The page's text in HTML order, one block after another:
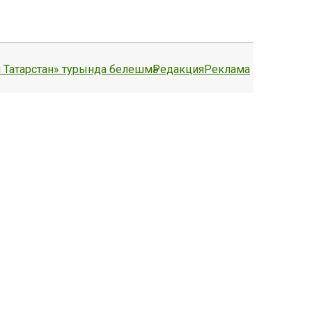
турында белешмәРедакцияРеклама